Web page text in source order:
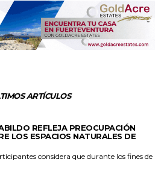
ARTÍCULOS
REFLEJA PREOCUPACIÓN
LOS ESPACIOS NATURALES DE
considera que durante los fines de